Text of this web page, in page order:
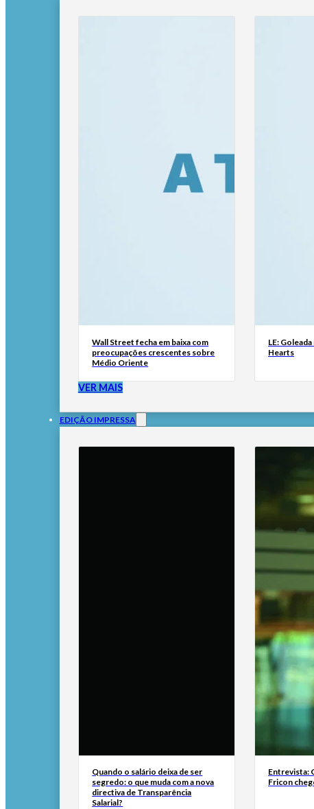
Wall Street fecha em baixa com
preocupações crescentes sobre
Médio Oriente
LE:
Hearts
VER MAIS
EDIÇÃO IMPRESSA
Quando o salário deixa de ser
segredo: o que muda com a nova
directiva de Transparência
Salarial?
Entrevista:
Fricon